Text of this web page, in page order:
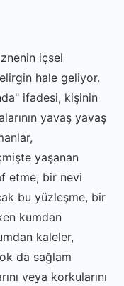
içsel
hale geliyor.
ifadesi, kişinin
yavaş yavaş
yaşanan
etme, bir nevi
bu yüzleşme, bir
kumdan
kaleler,
da sağlam
veya korkularını